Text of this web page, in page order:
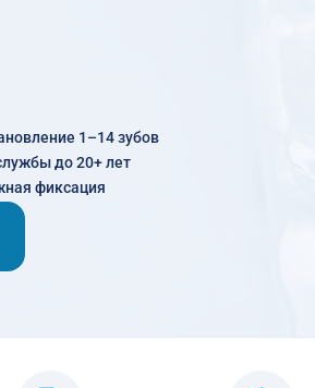
1–14 зубов
до 20+ лет
фиксация